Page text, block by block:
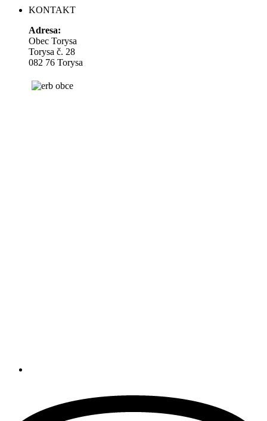
KONTAKT
Adresa:
Obec Torysa
Torysa č. 28
082 76 Torysa